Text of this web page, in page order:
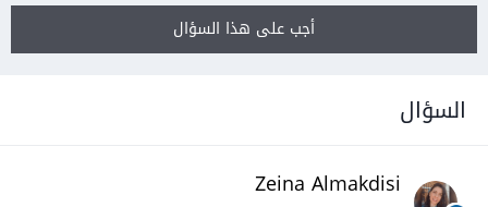
أجب على هذا السؤال
السؤال
Zeina Almakdisi